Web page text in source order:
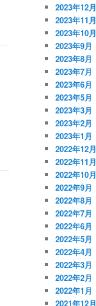
2023年12月
2023年11月
2023年10月
2023年9月
2023年8月
2023年7月
2023年6月
2023年5月
2023年3月
2023年2月
2023年1月
2022年12月
2022年11月
2022年10月
2022年9月
2022年8月
2022年7月
2022年6月
2022年5月
2022年4月
2022年3月
2022年2月
2022年1月
2021年12月